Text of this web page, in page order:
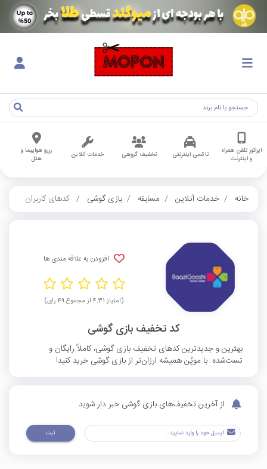
اپراتور تلفن همراه
و اینترنت
تاکسی اینترنتی تخفیف گروهی خدمات آنلاین
رزرو هواپیما و
هتل
خانه خدمات آنلاین مسابقه بازی گوشی کدهای کاربران
افزودن به علاقه مندی ها
(امتیاز ۴.۳۱ از مجموع ۴۹ رای)
کد تخفیف بازی گوشی
بهترین و جدیدترین کدهای تخفیف بازی گوشی، کاملاً رایگان و
تست‌شده. با موپُن همیشه ارزان‌تر از بازی گوشی خرید کنید!
از آخرین تخفیف‌های بازی گوشی خبر دار شوید
ثبت